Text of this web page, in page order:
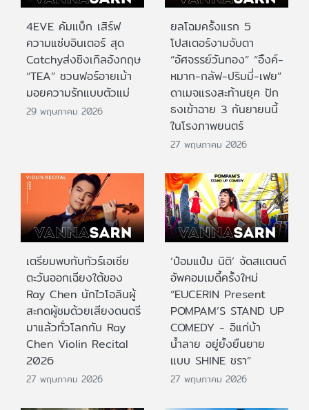
4EVE คัมแบ็ก เสิร์ฟ
ความแซ่บอินเตอร์ สุด
Catchyส่งซิงเกิลอังกฤษ
“TEA” ชวนฟอร์อายเม้า
มอยความรักแบบตัวแม่
29 พฤษภาคม 2026
ยลโฉมครั้งแรก 5
โปสเตอร์งามจับตา
“อัศจรรย์วันทอง” “อิ้งค์-
หมาก-กลัฟ-ปริมมี่-เฟย”
ดาเมจแรงสะท้านยุค ปัก
ธงเข้าฉาย 3 กันยายนนี้
ในโรงภาพยนตร์
27 พฤษภาคม 2026
เตรียมพบกับทัวร์เอเชีย
ตะวันออกเฉียงใต้ของ
Ray Chen นักไวโอลินผู้
สะกดผู้ชมด้วยเสียงดนตรี
มาแล้วทั่วโลกกับ Ray
Chen Violin Recital
2026
27 พฤษภาคม 2026
‘ป๋อมแป๋ม นิติ’ จัดสแตนด์
อัพคอมเมดี้ครั้งใหม่
“EUCERIN Present
POMPAM’S STAND UP
COMEDY - อิแก่บ้า
น้ำลาย อยู่ยั้งยืนยาย
แบบ SHINE ชรา”
27 พฤษภาคม 2026